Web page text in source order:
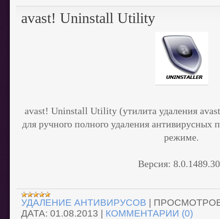
avast! Uninstall Utility
avast! Uninstall Utility (утилита удаления
для ручного полного удаления антивирусных
режиме.
Версия:
УДАЛЕНИЕ АНТИВИРУСОВ
ДАТА: 01.08.2013 КОММЕНТАРИИ (0)